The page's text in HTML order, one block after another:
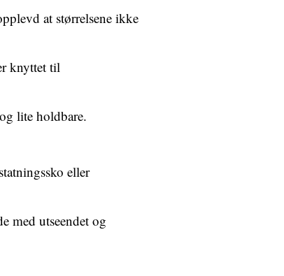
at størrelsene ikke
knyttet til
lite holdbare.
eller
med utseendet og